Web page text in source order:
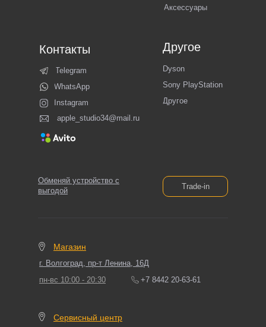
г. Волгоград, пр-т Ленина, 16Д
пн-вс 10:00 - 20:30
Аксессуары
Dyson
Другое
Sony PlayStation
+7 8442 20-63-61
Trade-in
Telegram
WhatsApp
Другое
Магазин
Сервисный центр
Instagram
apple_studio34@mail.ru
Контакты
Обменяй устройство с
выгодой